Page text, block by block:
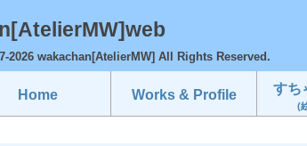
2026 wakachan[AtelierMW] All Rights Reserved.
Home Works & Profile すち
(